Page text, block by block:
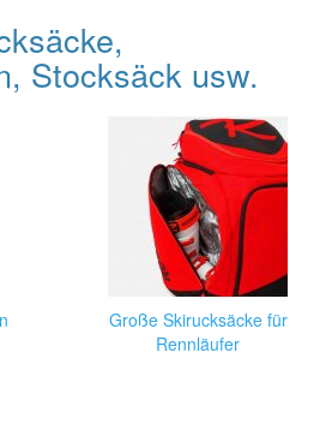
Stocksäck usw.
Große Skirucksäcke für
Rennläufer